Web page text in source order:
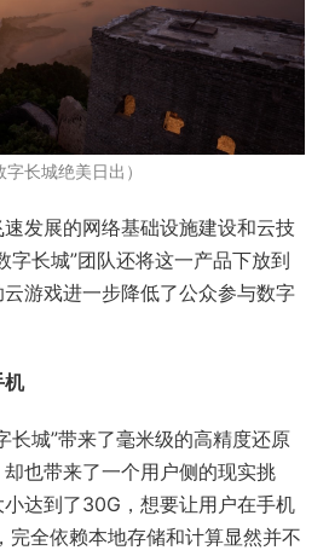
字长城绝美日出）
发展的网络基础设施建设和云技
字长城”团队还将这一产品下放到
游戏进一步降低了公众参与数字
机
长城”带来了毫米级的高精度还原
也带来了一个用户侧的现实挑
达到了30G，想要让用户在手机
完全依赖本地存储和计算显然并不